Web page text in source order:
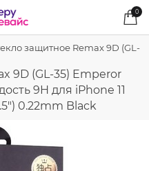
0
защитное Remax 9D (GL-
9D (GL-35) Emperor
9H для iPhone 11
0.22mm Black